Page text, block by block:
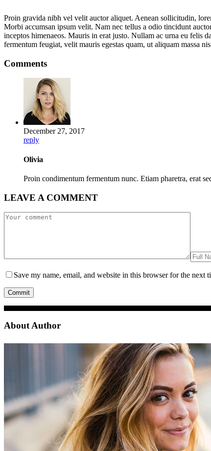
Proin gravida nibh vel velit auctor aliquet. Aenean sollicitudin,
Morbi accumsan ipsum velit. Nam nec tellus a odio tincidunt
inceptos himenaeos. Mauris in erat justo. Nullam ac urna eu felis
fermentum feugiat, velit mauris egestas quam, ut aliquam massa
Comments
December 27, 2017
reply
Olivia
Proin condimentum fermentum nunc. Etiam pharetra, erat
LEAVE A COMMENT
Save my name, email, and website in this browser for the next
About Author